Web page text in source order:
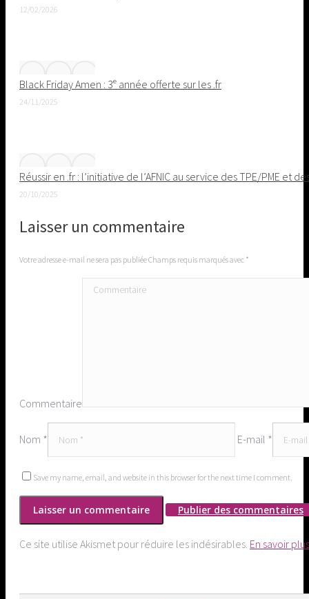
12/02/2026
Black Friday Amen : 3ᵉ année offerte sur les .fr
24/11/2025
Réussir en .fr : l’initiative de l’AFNIC au service des TPE/PME et
20/10/2025
Laisser un commentaire
Votre adresse e-mail ne sera pas publiée Champs requis marqués avec *
Commentaire
Nom * E-mail *
Save my name, email, and website in this browser for the next time I comment.
Publier des commentaires
Ce site utilise Akismet pour réduire les indésirables. En savoir